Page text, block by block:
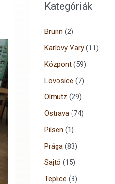
Kategóriák
Brünn (2)
Karlovy Vary (11)
Központ (59)
Lovosice (7)
Olmütz (29)
Ostrava (74)
Pilsen (1)
Prága (83)
Sajtó (15)
Teplice (3)